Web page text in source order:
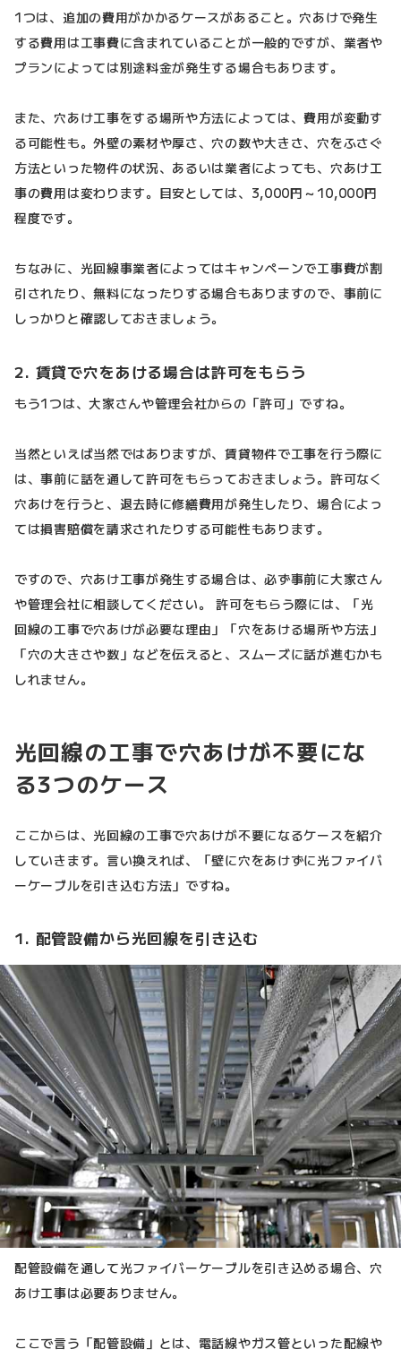
1つは、追加の費用がかかるケースがあること。穴あけで発生
する費用は工事費に含まれていることが一般的ですが、業者や
プランによっては別途料金が発生する場合もあります。
また、穴あけ工事をする場所や方法によっては、費用が変動す
る可能性も。外壁の素材や厚さ、穴の数や大きさ、穴をふさぐ
方法といった物件の状況、あるいは業者によっても、穴あけ工
事の費用は変わります。目安としては、3,000円～10,000円
程度です。
ちなみに、光回線事業者によってはキャンペーンで工事費が割
引されたり、無料になったりする場合もありますので、事前に
しっかりと確認しておきましょう。
2. 賃貸で穴をあける場合は許可をもらう
もう1つは、大家さんや管理会社からの「許可」ですね。
当然といえば当然ではありますが、賃貸物件で工事を行う際に
は、事前に話を通して許可をもらっておきましょう。許可なく
穴あけを行うと、退去時に修繕費用が発生したり、場合によっ
ては損害賠償を請求されたりする可能性もあります。
ですので、穴あけ工事が発生する場合は、必ず事前に大家さん
や管理会社に相談してください。 許可をもらう際には、「光
回線の工事で穴あけが必要な理由」「穴をあける場所や方法」
「穴の大きさや数」などを伝えると、スムーズに話が進むかも
しれません。
光回線の工事で穴あけが不要にな
る3つのケース
ここからは、光回線の工事で穴あけが不要になるケースを紹介
していきます。言い換えれば、「壁に穴をあけずに光ファイバ
ーケーブルを引き込む方法」ですね。
1. 配管設備から光回線を引き込む
配管設備を通して光ファイバーケーブルを引き込める場合、穴
あけ工事は必要ありません。
ここで言う「配管設備」とは、電話線やガス管といった配線や